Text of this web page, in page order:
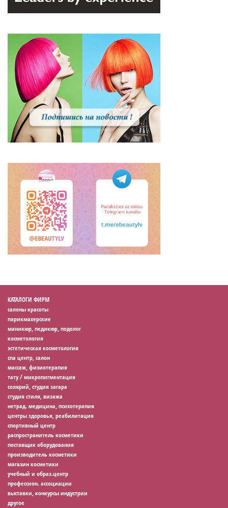
КАТАЛОГИ ФИРМ
салоны красоты
парикмахерские
маникюр, педикюр, подолог
косметология
эстетическая косметология
спа центр, салон
массаж, физиотерапия
тату / микропигментация
солярий, студия загара
студия стиля, визажа
нетрад. медицина, психотерапия
центры здоровья, реабилитация
спортивный центр
распространитель косметики
поставщик оборудования
производитель косметики
магазин косметики
учебный и образ.центр
профессион. ассоциации
выставки, конкурсы индустрии
другое